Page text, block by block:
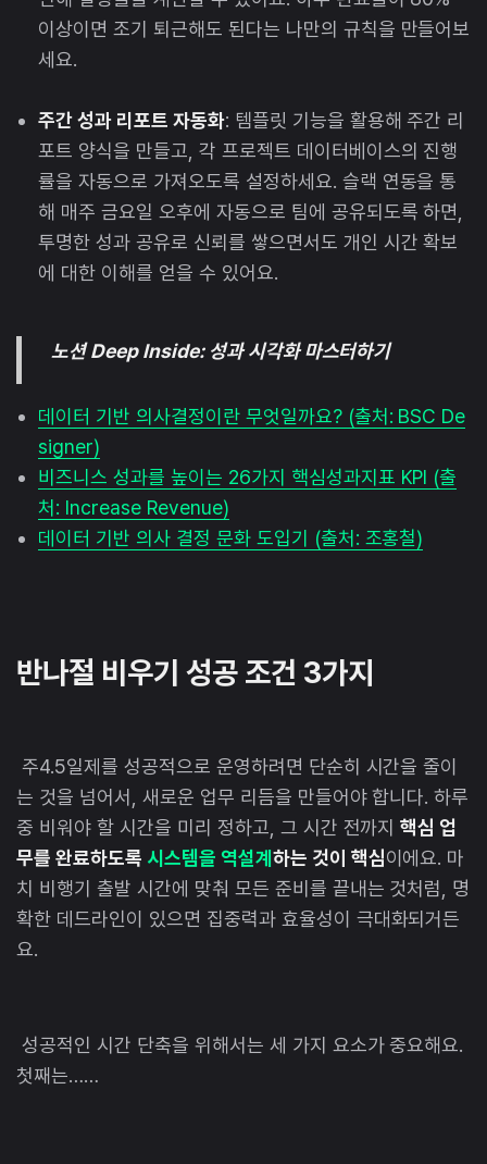
이상이면 조기 퇴근해도 된다는 나만의 규칙을 만들어보
세요.
주간 성과 리포트 자동화: 템플릿 기능을 활용해 주간 리
포트 양식을 만들고, 각 프로젝트 데이터베이스의 진행
률을 자동으로 가져오도록 설정하세요. 슬랙 연동을 통
해 매주 금요일 오후에 자동으로 팀에 공유되도록 하면,
투명한 성과 공유로 신뢰를 쌓으면서도 개인 시간 확보
에 대한 이해를 얻을 수 있어요.
노션 Deep Inside: 성과 시각화 마스터하기
데이터 기반 의사결정이란 무엇일까요? (출처: BSC De
signer)
비즈니스 성과를 높이는 26가지 핵심성과지표 KPI (출
처: Increase Revenue)
데이터 기반 의사 결정 문화 도입기 (출처: 조홍철)
반나절 비우기 성공 조건 3가지
주4.5일제를 성공적으로 운영하려면 단순히 시간을 줄이
는 것을 넘어서, 새로운 업무 리듬을 만들어야 합니다. 하루
중 비워야 할 시간을 미리 정하고, 그 시간 전까지핵심 업
무를 완료하도록 시스템을 역설계 하는 것이 핵심이에요. 마
치 비행기 출발 시간에 맞춰 모든 준비를 끝내는 것처럼, 명
확한 데드라인이 있으면 집중력과 효율성이 극대화되거든
요.
성공적인 시간 단축을 위해서는 세 가지 요소가 중요해요.
첫째는……